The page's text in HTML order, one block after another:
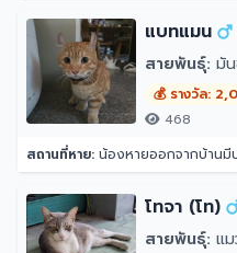
แบทแมน
สายพันธุ์: มั
💰 รางวัล:
468
สถานที่หาย: น้องหายออกจากบ้านมีปลอกคอ และ gps แต่จับสัญญานไม่
โทจา (โท)
สายพันธุ์: แ